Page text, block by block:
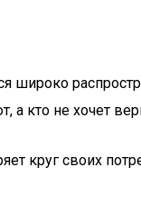
широко
кто не хочет
круг своих